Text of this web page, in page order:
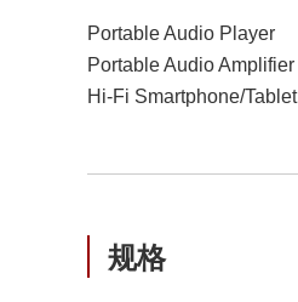
Portable Audio Player
Portable Audio Amplifier
Hi-Fi Smartphone/Tablet
规格